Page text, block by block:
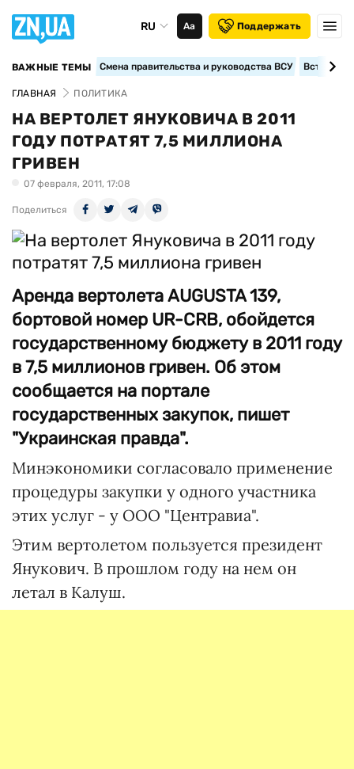
RU Аа Поддержать
ВАЖНЫЕ ТЕМЫ Смена правительства и руководства ВСУ
ГЛАВНАЯ ПОЛИТИКА
НА ВЕРТОЛЕТ ЯНУКОВИЧА В 2011
ГОДУ ПОТРАТЯТ 7,5 МИЛЛИОНА
ГРИВЕН
07 февраля, 2011, 17:08
Поделиться
Аренда вертолета AUGUSTA 139,
бортовой номер UR-CRB, обойдется
государственному бюджету в 2011 году
в 7,5 миллионов гривен. Об этом
сообщается на портале
государственных закупок, пишет
"Украинская правда".
Минэкономики согласовало применение
процедуры закупки у одного участника
этих услуг - у ООО "Центравиа".
Этим вертолетом пользуется президент
Янукович. В прошлом году на нем он
летал в Калуш.